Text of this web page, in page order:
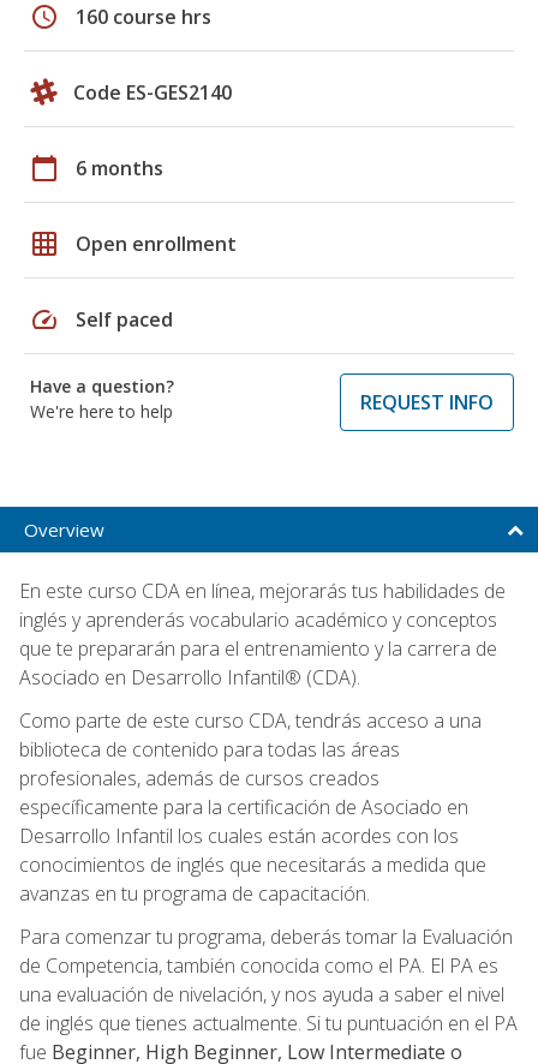
schedule 160 course hrs
Code ES-GES2140
calendar_today 6 months
grid_on Open enrollment
speed Self paced
Have a question?
We're here to help
REQUEST INFO
Overview
En este curso CDA en línea, mejorarás tus habilidades de
inglés y aprenderás vocabulario académico y conceptos
que te prepararán para el entrenamiento y la carrera de
Asociado en Desarrollo Infantil® (CDA).
Como parte de este curso CDA, tendrás acceso a una
biblioteca de contenido para todas las áreas
profesionales, además de cursos creados
específicamente para la certificación de Asociado en
Desarrollo Infantil los cuales están acordes con los
conocimientos de inglés que necesitarás a medida que
avanzas en tu programa de capacitación.
Para comenzar tu programa, deberás tomar la Evaluación
de Competencia, también conocida como el PA. El PA es
una evaluación de nivelación, y nos ayuda a saber el nivel
de inglés que tienes actualmente. Si tu puntuación en el PA
fue Beginner, High Beginner, Low Intermediate o